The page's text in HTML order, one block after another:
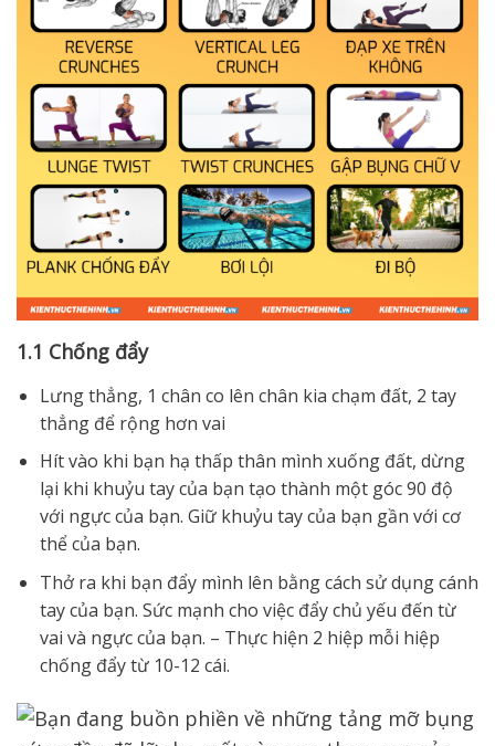
1.1 Chống đẩy
Lưng thẳng, 1 chân co lên chân kia chạm đất, 2 tay
thẳng để rộng hơn vai
Hít vào khi bạn hạ thấp thân mình xuống đất, dừng
lại khi khuỷu tay của bạn tạo thành một góc 90 độ
với ngực của bạn. Giữ khuỷu tay của bạn gần với cơ
thể của bạn.
Thở ra khi bạn đẩy mình lên bằng cách sử dụng cánh
tay của bạn. Sức mạnh cho việc đẩy chủ yếu đến từ
vai và ngực của bạn. – Thực hiện 2 hiệp mỗi hiệp
chống đẩy từ 10-12 cái.